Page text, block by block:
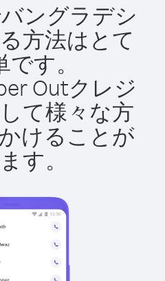
ングラデシ
方法はとて
す。
Outクレジ
て様々な方
けることが
す。